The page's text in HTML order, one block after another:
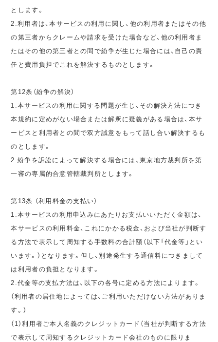
とします。
2.利用者は、本サービスの利用に関し、他の利用者またはその他
の第三者からクレームや請求を受けた場合など、他の利用者ま
たはその他の第三者との間で紛争が生じた場合には、自己の責
任と費用負担でこれを解決するものとします。
第12条（紛争の解決）
1.本サービスの利用に関する問題が生じ、その解決方法につき
本規約に定めがない場合または解釈に疑義がある場合は、本サ
ービスと利用者との間で双方誠意をもって話し合い解決するも
のとします。
2.紛争を訴訟によって解決する場合には、東京地方裁判所を第
一審の専属的合意管轄裁判所とします。
第13条 （利用料金の支払い）
1.本サービスの利用申込みにあたりお支払いいただく金額は、
本サービスの利用料金、これにかかる税金、および当社が判断す
る方法で表示して周知する手数料の合計額（以下「代金等」とい
います。）となります。但し、別途発生する通信料につきまして
は利用者の負担となります。
2.代金等の支払方法は、以下の各号に定める方法によります。
（利用者の居住地によっては、ご利用いただけない方法がありま
す。）
（1）利用者ご本人名義のクレジットカード（当社が判断する方法
で表示して周知するクレジットカード会社のものに限りま